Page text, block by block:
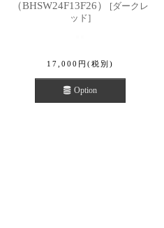
（BHSW24F13F26）
[ダークレ
ッド]
17,000 円 (税別)
Option